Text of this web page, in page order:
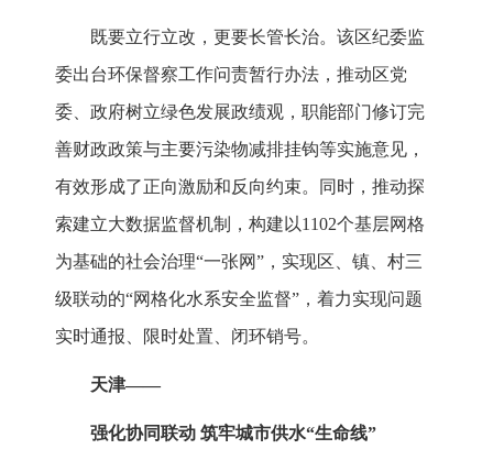
既要立行立改，更要长管长治。该区纪委监
委出台环保督察工作问责暂行办法，推动区党
委、政府树立绿色发展政绩观，职能部门修订完
善财政政策与主要污染物减排挂钩等实施意见，
有效形成了正向激励和反向约束。同时，推动探
索建立大数据监督机制，构建以1102个基层网格
为基础的社会治理“一张网”，实现区、镇、村三
级联动的“网格化水系安全监督”，着力实现问题
实时通报、限时处置、闭环销号。
天津——
强化协同联动 筑牢城市供水“生命线”